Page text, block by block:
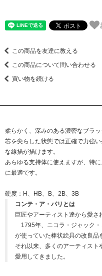
この商品を友達に教える
この商品について問い合わせる
買い物を続ける
柔らかく、深みのある濃密なブラッ
芯を尖らした状態では正確で力強
な線描が描けます。
あらゆる支持体に使えますが、特
に最適です。
硬度：H、HB、B、2B、3B
コンテ・ア・パリとは
巨匠やアーティスト達から愛さ
1795年、ニコラ・ジャック・
が使っていた棒状絵具の改良品
それ以来、多くのアーティス
愛用してきました。